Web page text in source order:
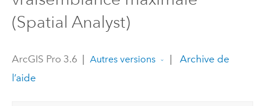
(Spatial Analyst)
ArcGIS Pro 3.6 Autres versions
Archive de
l’aide